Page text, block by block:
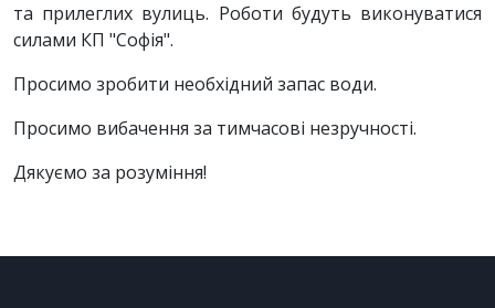
та прилеглих вулиць. Роботи будуть виконуватися
силами КП "Софія".
Просимо зробити необхідний запас води.
Просимо вибачення за тимчасові незручності.
Дякуємо за розуміння!